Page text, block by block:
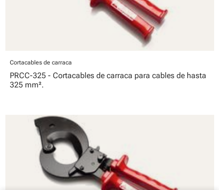
Cortacables de carraca
PRCC-325 - Cortacables de carraca para cables de hasta
325 mm².